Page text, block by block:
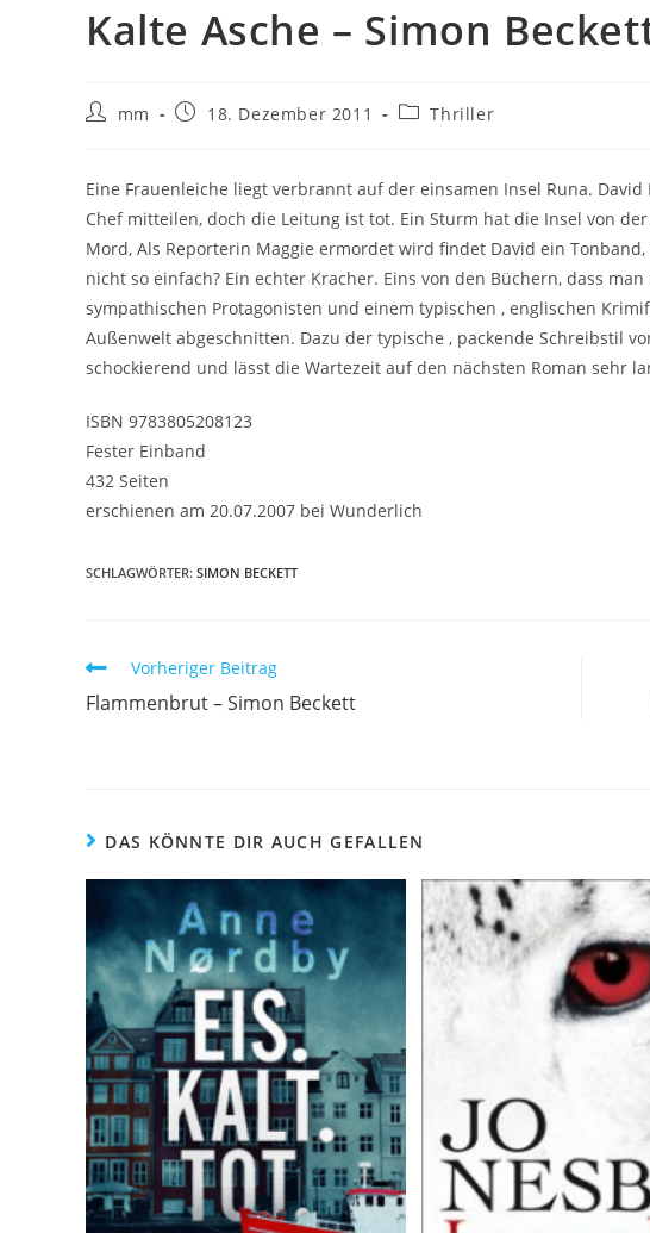
Kalte Asche – Simon
mm 18. Dezember 2011 Thriller
Eine Frauenleiche liegt verbrannt auf der einsamen Insel Runa.
Chef mitteilen, doch die Leitung ist tot. Ein Sturm hat die Insel von
Mord, Als Reporterin Maggie ermordet wird findet David ein
nicht so einfach? Ein echter Kracher. Eins von den Büchern, dass
sympathischen Protagonisten und einem typischen , englischen
Außenwelt abgeschnitten. Dazu der typische , packende Schreibstil
schockierend und lässt die Wartezeit auf den nächsten Roman sehr
ISBN 9783805208123
Fester Einband
432 Seiten
erschienen am 20.07.2007 bei Wunderlich
SCHLAGWÖRTER: SIMON BECKETT
Vorheriger Beitrag
Flammenbrut – Simon Beckett
DAS KÖNNTE DIR AUCH GEFALLEN